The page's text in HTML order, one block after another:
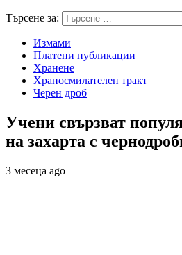
Търсене за:
Измами
Платени публикации
Хранене
Храносмилателен тракт
Черен дроб
Учени свързват
на захарта с
3 месеца ago